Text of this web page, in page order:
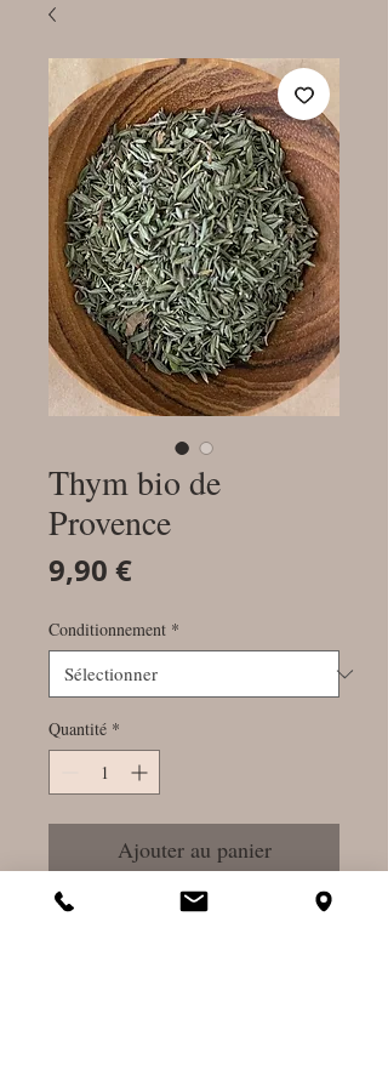
Thym bio de
Provence
9,90 €Prix
Conditionnement *
Quantité *
Ajouter au panier
Commander et payer